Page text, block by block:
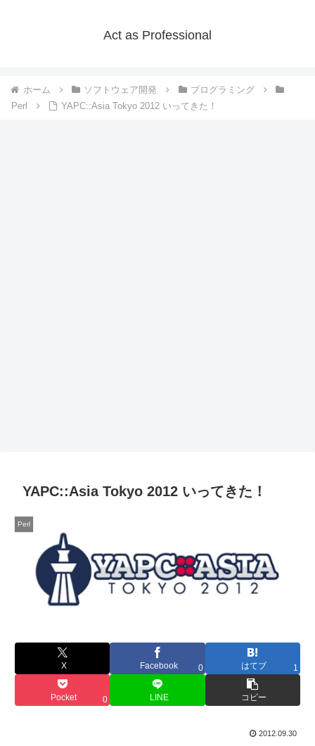
Act as Professional
ホーム ソフトウェア開発
プログラミング
Perl
YAPC::Asia Tokyo 2012 いってきた！
YAPC::Asia Tokyo 2012 いってきた！
Perl
X Facebook 0 はてブ 1
Pocket 0 LINE コピー
2012.09.30